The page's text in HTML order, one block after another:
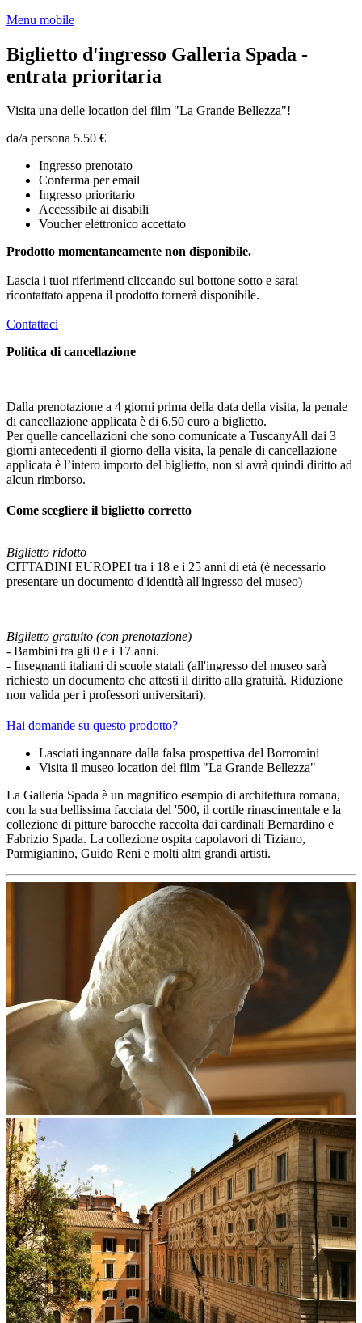
Menu mobile
Biglietto d'ingresso Galleria Spada -
entrata prioritaria
Visita una delle location del film "La Grande Bellezza"!
da/a persona 5.50 €
Ingresso prenotato
Conferma per email
Ingresso prioritario
Accessibile ai disabili
Voucher elettronico accettato
Prodotto momentaneamente non disponibile.
Lascia i tuoi riferimenti cliccando sul bottone sotto e sarai
ricontattato appena il prodotto tornerà disponibile.
Contattaci
Politica di cancellazione
Dalla prenotazione a 4 giorni prima della data della visita, la penale
di cancellazione applicata è di 6.50 euro a biglietto.
Per quelle cancellazioni che sono comunicate a TuscanyAll dai 3
giorni antecedenti il giorno della visita, la penale di cancellazione
applicata è l’intero importo del biglietto, non si avrà quindi diritto ad
alcun rimborso.
Come scegliere il biglietto corretto
Biglietto ridotto
CITTADINI EUROPEI tra i 18 e i 25 anni di età (è necessario
presentare un documento d'identità all'ingresso del museo)
Biglietto gratuito (con prenotazione)
- Bambini tra gli 0 e i 17 anni.
- Insegnanti italiani di scuole statali (all'ingresso del museo sarà
richiesto un documento che attesti il diritto alla gratuità. Riduzione
non valida per i professori universitari).
Hai domande su questo prodotto?
Lasciati ingannare dalla falsa prospettiva del Borromini
Visita il museo location del film "La Grande Bellezza"
La Galleria Spada è un magnifico esempio di architettura romana,
con la sua bellissima facciata del '500, il cortile rinascimentale e la
collezione di pitture barocche raccolta dai cardinali Bernardino e
Fabrizio Spada. La collezione ospita capolavori di Tiziano,
Parmigianino, Guido Reni e molti altri grandi artisti.